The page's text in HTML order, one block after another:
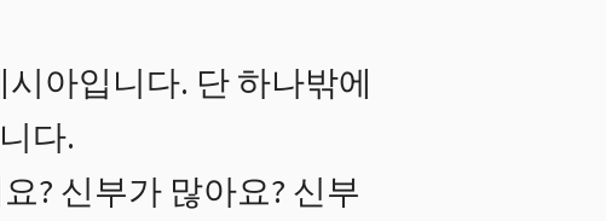
아입니다. 단 하나밖에
다.
? 신부가 많아요? 신부